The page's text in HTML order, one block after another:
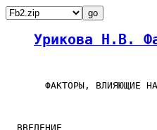
Урикова Н.В.